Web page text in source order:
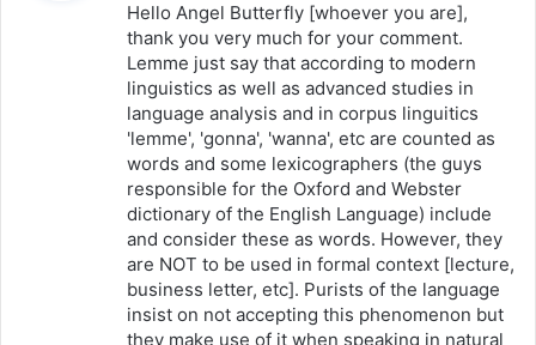
s
e
:
Hello Angel Butterfly [whoever you are],
thank you very much for your comment.
Lemme just say that according to modern
linguistics as well as advanced studies in
language analysis and in corpus linguitics
'lemme', 'gonna', 'wanna', etc are counted as
words and some lexicographers (the guys
responsible for the Oxford and Webster
dictionary of the English Language) include
and consider these as words. However, they
are NOT to be used in formal context [lecture,
business letter, etc]. Purists of the language
insist on not accepting this phenomenon but
they make use of it when speaking in natural